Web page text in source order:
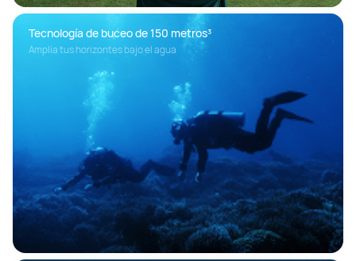
Tecnología de buceo de 150 metros³
Amplía tus horizontes bajo el agua